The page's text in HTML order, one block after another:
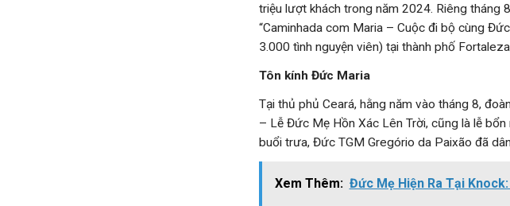
triệu lượt khách trong năm 2024. Riêng tháng
“Caminhada com Maria – Cuộc đi bộ cùng
3.000 tình nguyện viên) tại thành phố
Tôn kính Đức Maria
Tại thủ phủ Ceará, hằng năm vào tháng 8,
– Lễ Đức Mẹ Hồn Xác Lên Trời, cũng là lễ
buổi trưa, Đức TGM Gregório da Paixão đã
Xem Thêm: Đức Mẹ Hiện Ra Tại